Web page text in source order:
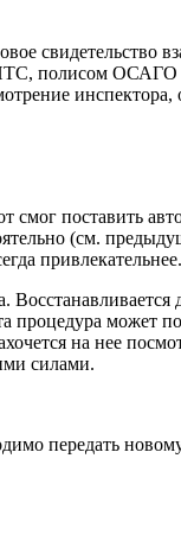
свидетельство
полисом ОСАГО
поставить
(см.
привлекательнее.
может
на нее
силами.
передать